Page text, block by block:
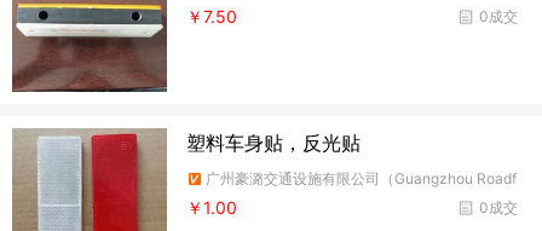
ire Traffic Facilities Co.,Ltd）
0成交
￥7.50
塑料车身贴，反光贴
广州豪潞交通设施有限公司（Guangzhou Roadf
ire Traffic Facilities Co.,Ltd）
0成交
￥1.00